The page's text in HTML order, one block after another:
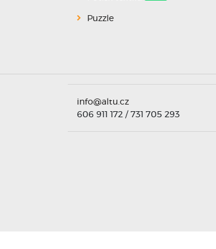
Puzzle
info@altu.cz
606 911 172 / 731 705 293